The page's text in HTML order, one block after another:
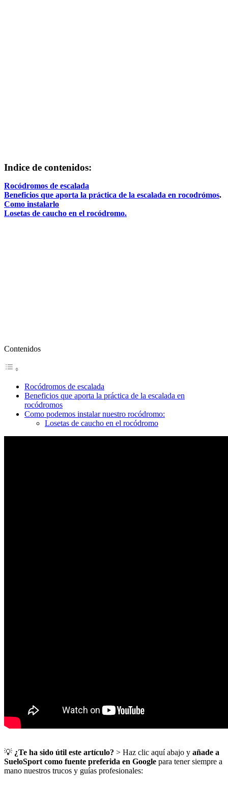
Indice de contenidos:
Rocódromos de escalada
Beneficios que aporta la práctica de la escalada en rocodrómos.
Como instalarlo
Losetas de caucho en el rocódromo.
Contenidos
Rocódromos de escalada
Beneficios que aporta la práctica de la escalada en
rocódromos
Como podemos instalar nuestro rocódromo:
Losetas de caucho en el rocódromo
💡 ¿Te ha sido útil este artículo? > Haz clic aquí abajo y añade a
SueloSport como fuente preferida en Google para tener siempre a
mano nuestros trucos y guías profesionales: